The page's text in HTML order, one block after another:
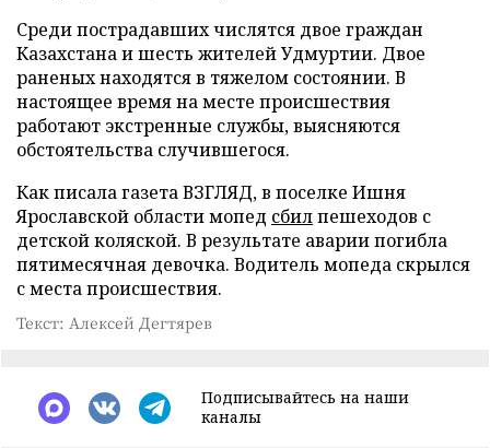
Среди пострадавших числятся двое граждан
Казахстана и шесть жителей Удмуртии. Двое
раненых находятся в тяжелом состоянии. В
настоящее время на месте происшествия
работают экстренные службы, выясняются
обстоятельства случившегося.
Как писала газета ВЗГЛЯД, в поселке Ишня
Ярославской области мопед сбилпешеходов с
детской коляской. В результате аварии погибла
пятимесячная девочка. Водитель мопеда скрылся
с места происшествия.
Текст: Алексей Дегтярев
Подписывайтесь на наши
каналы